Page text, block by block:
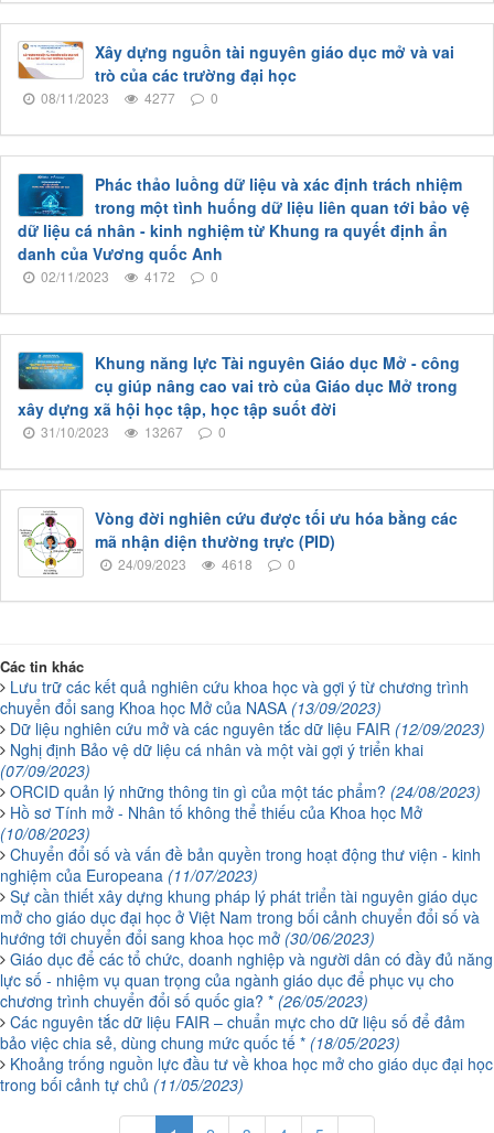
Xây dựng nguồn tài nguyên giáo dục mở và vai
trò của các trường đại học
08/11/2023 4277 0
Phác thảo luồng dữ liệu và xác định trách nhiệm
trong một tình huống dữ liệu liên quan tới bảo vệ
dữ liệu cá nhân - kinh nghiệm từ Khung ra quyết định ẩn
danh của Vương quốc Anh
02/11/2023 4172 0
Khung năng lực Tài nguyên Giáo dục Mở - công
cụ giúp nâng cao vai trò của Giáo dục Mở trong
xây dựng xã hội học tập, học tập suốt đời
31/10/2023 13267 0
Vòng đời nghiên cứu được tối ưu hóa bằng các
mã nhận diện thường trực (PID)
24/09/2023 4618 0
Các tin khác
Lưu trữ các kết quả nghiên cứu khoa học và gợi ý từ chương trình
chuyển đổi sang Khoa học Mở của NASA (13/09/2023)
Dữ liệu nghiên cứu mở và các nguyên tắc dữ liệu FAIR (12/09/2023)
Nghị định Bảo vệ dữ liệu cá nhân và một vài gợi ý triển khai
(07/09/2023)
ORCID quản lý những thông tin gì của một tác phẩm? (24/08/2023)
Hồ sơ Tính mở - Nhân tố không thể thiếu của Khoa học Mở
(10/08/2023)
Chuyển đổi số và vấn đề bản quyền trong hoạt động thư viện - kinh
nghiệm của Europeana (11/07/2023)
Sự cần thiết xây dựng khung pháp lý phát triển tài nguyên giáo dục
mở cho giáo dục đại học ở Việt Nam trong bối cảnh chuyển đổi số và
hướng tới chuyển đổi sang khoa học mở (30/06/2023)
Giáo dục để các tổ chức, doanh nghiệp và người dân có đầy đủ năng
lực số - nhiệm vụ quan trọng của ngành giáo dục để phục vụ cho
chương trình chuyển đổi số quốc gia? * (26/05/2023)
Các nguyên tắc dữ liệu FAIR – chuẩn mực cho dữ liệu số để đảm
bảo việc chia sẻ, dùng chung mức quốc tế * (18/05/2023)
Khoảng trống nguồn lực đầu tư về khoa học mở cho giáo dục đại học
trong bối cảnh tự chủ (11/05/2023)